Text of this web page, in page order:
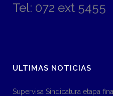
Tel: 072 ext 5455
ULTIMAS NOTICIAS
Supervisa Sindicatura etapa